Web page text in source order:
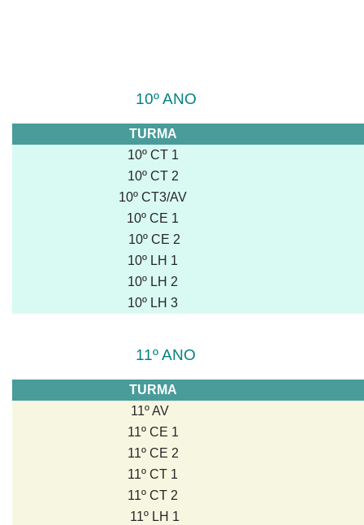
10º ANO
TURMA
10º CT 1
10º CT 2
10º CT3/AV
10º CE 1
10º CE 2
10º LH 1
10º LH 2
10º LH 3
11º ANO
TURMA
11º AV
11º CE 1
11º CE 2
11º CT 1
11º CT 2
11º LH 1